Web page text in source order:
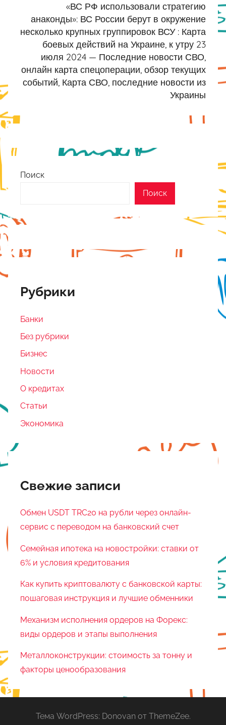
«ВС РФ использовали стратегию
анаконды»: ВС России берут в окружение
несколько крупных группировок ВСУ : Карта
боевых действий на Украине, к утру 23
июля 2024 — Последние новости СВО,
онлайн карта спецоперации, обзор текущих
событий, Карта СВО, последние новости из
Украины
Поиск
Поиск
Рубрики
Банки
Без рубрики
Бизнес
Новости
О кредитах
Статьи
Экономика
Свежие записи
Обмен USDT TRC20 на рубли через онлайн-
сервис с переводом на банковский счет
Семейная ипотека на новостройки: ставки от
6% и условия кредитования
Как купить криптовалюту с банковской карты:
пошаговая инструкция и лучшие обменники
Механизм исполнения ордеров на Форекс:
виды ордеров и этапы выполнения
Металлоконструкции: стоимость за тонну и
факторы ценообразования
Тема WordPress: Donovan от ThemeZee.